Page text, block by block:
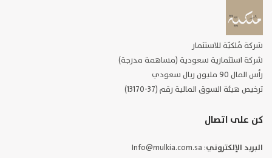
شركة مُلكيّة للاستثمار
شركة استثمارية سعودية (مساهمة مدرجة)
رأس المال 90 مليون ريال سعودي
ترخيص هيئة السوق المالية رقم (37-13170)
كن على اتصال
البريد الإلكتروني: Info@mulkia.com.sa